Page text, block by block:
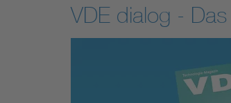
VDE dialog -